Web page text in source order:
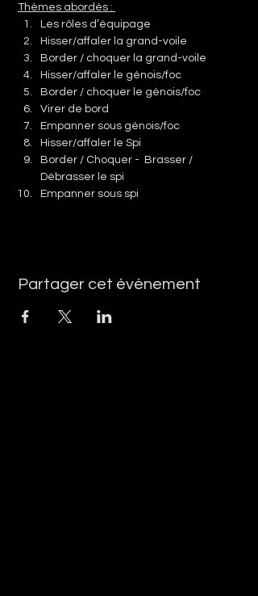
Thèmes abordés :
Les rôles d’équipage
Hisser/affaler la grand-voile
Border / choquer la grand-voile
Hisser/affaler le génois/foc
Border / choquer le génois/foc
Virer de bord
Empanner sous génois/foc
Hisser/affaler le Spi
Border / Choquer -  Brasser /
Débrasser le spi
Empanner sous spi
Partager cet événement